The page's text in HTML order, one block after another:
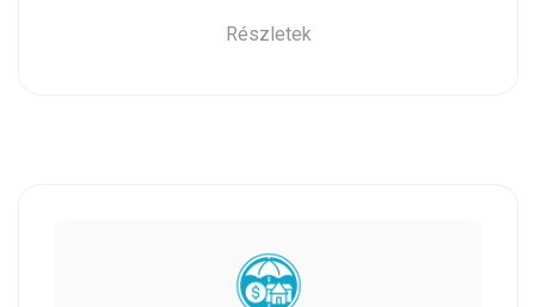
Részletek